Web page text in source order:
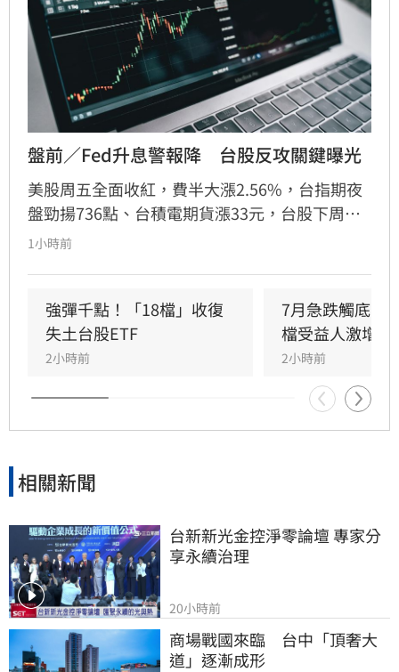
盤前／Fed升息警報降　台股反攻關鍵曝光
美股周五全面收紅，費半大漲2.56%，台指期夜
盤勁揚736點、台積電期貨漲33元，台股下周一
（10日）反攻氣勢升溫。美股4大指數全面收
幅0.62%，收7,757.64點，再創歷史新高；那斯
達克指數勁揚351.21點、漲幅1.33%，收
26,690.62點；費城半導體指數表現最強，大漲
308.1點、漲幅2.56%，收12,356.79點，科技及
半導體股重新成為多頭主力。
1小時前
強彈千點！「18檔」收復
失土台股ETF
2小時前
7月急跌觸底　
檔受益人激增！
2小時前
相關新聞
台新新光金控淨零論壇 專家分
享永續治理
20小時前
商場戰國來臨　台中「頂奢大
道」逐漸成形